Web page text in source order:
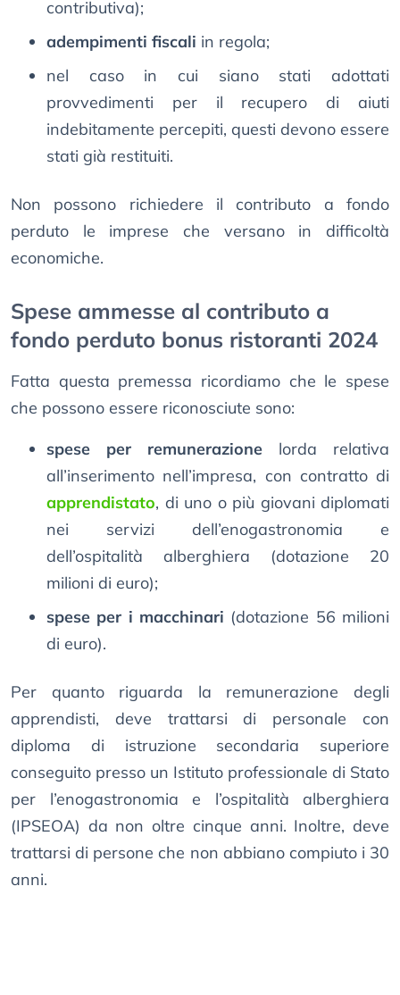
contributiva);
adempimenti fiscali in regola;
nel caso in cui siano stati adottati
provvedimenti per il recupero di aiuti
indebitamente percepiti, questi devono essere
stati già restituiti.
Non possono richiedere il contributo a fondo
perduto le imprese che versano in difficoltà
economiche.
Spese ammesse al contributo a
fondo perduto bonus ristoranti 2024
Fatta questa premessa ricordiamo che le spese
che possono essere riconosciute sono:
spese per remunerazione lorda relativa
all’inserimento nell’impresa, con contratto di
apprendistato, di uno o più giovani diplomati
nei servizi dell’enogastronomia e
dell’ospitalità alberghiera (dotazione 20
milioni di euro);
spese per i macchinari (dotazione 56 milioni
di euro).
Per quanto riguarda la remunerazione degli
apprendisti, deve trattarsi di personale con
diploma di istruzione secondaria superiore
conseguito presso un Istituto professionale di Stato
per l’enogastronomia e l’ospitalità alberghiera
(IPSEOA) da non oltre cinque anni. Inoltre, deve
trattarsi di persone che non abbiano compiuto i 30
anni.